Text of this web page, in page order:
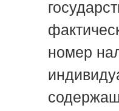
номер